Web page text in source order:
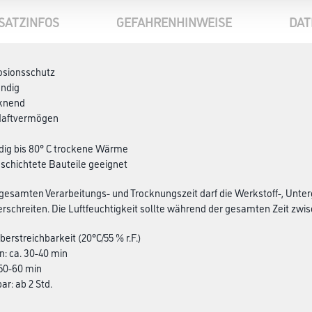
GEFAHRENHINWEISE
bis 80° C trockene Wärme
Bauteile geeignet
Verarbeitungs- und Trocknungszeit darf die Werkstoff-,
Die Luftfeuchtigkeit sollte während der gesamten Zeit
(20°C/55 % r.F.)
ca. 30-40 min
60 min
ab 2 Std.